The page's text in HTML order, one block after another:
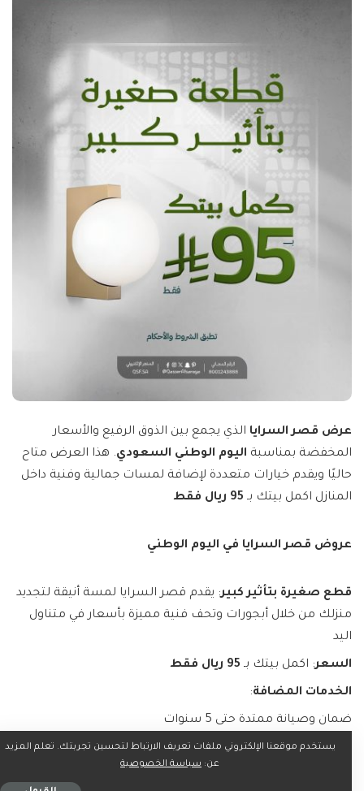
عرض قصر السرايا الذي يجمع بين الذوق الرفيع والأسعار
المخفضة بمناسبة اليوم الوطني السعودي. هذا العرض متاح
حاليًا ويقدم خيارات متعددة لإضافة لمسات جمالية وفنية داخل
المنازل اكمل بيتك بـ 95 ريال فقط
عروض قصر السرايا في اليوم الوطني
قطع صغيرة بتأثير كبير: يقدم قصر السرايا لمسة أنيقة لتجديد
منزلك من خلال أبجورات وتحف فنية مميزة بأسعار في متناول
اليد
السعر: اكمل بيتك بـ 95 ريال فقط
الخدمات المضافة:
ضمان وصيانة ممتدة حتى 5 سنوات
توصيل وتركيب مجاني في جميع أنحاء المملكة
يستخدم موقعنا الإلكتروني ملفات تعريف الارتباط لتحسين تجربتك. تعلم المزيد
عن: سياسة الخصوصية